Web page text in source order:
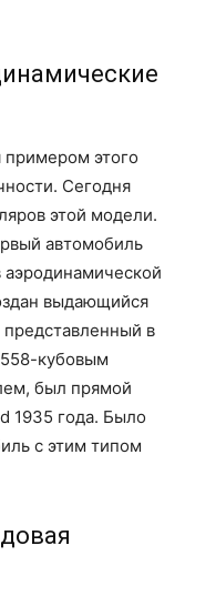
примером этого
Сегодня
этой модели.
автомобиль
выдающийся
в
кубовым
был прямой
1935 года. Было
с этим типом